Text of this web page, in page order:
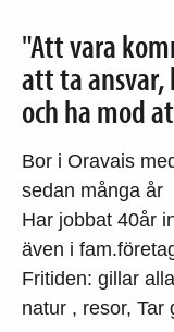
"Att vara
att ta
och ha mod
Bor i Oravais
sedan många år
Har jobbat 40år
även i
Fritiden: gillar
natur , resor, Tar